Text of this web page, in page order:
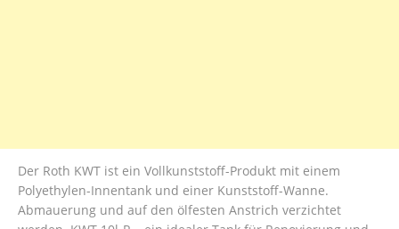
Der Roth KWT ist ein Vollkunststoff-Produkt mit einem
Polyethylen-Innentank und einer Kunststoff-Wanne.
Abmauerung und auf den ölfesten Anstrich verzichtet